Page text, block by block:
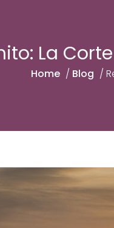
La
Home / Blog /